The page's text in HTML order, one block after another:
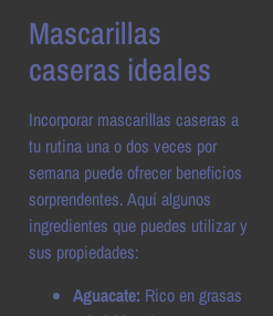
Mascarillas
caseras ideales
Incorporar mascarillas caseras a
tu rutina una o dos veces por
semana puede ofrecer beneficios
sorprendentes. Aquí algunos
ingredientes que puedes utilizar y
sus propiedades:
Aguacate: Rico en grasas